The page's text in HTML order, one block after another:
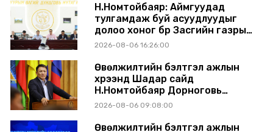
Н.Номтойбаяр: Аймгуудад
тулгамдаж буй асуудлуудыг
долоо хоног бүр Засгийн газрын
хуралдаанд танилцуулж,
2026-08-06 16:26:00
Өвөлжилтийн бэлтгэл ажлын
хүрээнд Шадар сайд
Н.Номтойбаяр Дорноговь
аймагт ажиллав
2026-08-06 09:08:00
Өвөлжилтийн бэлтгэл ажлын